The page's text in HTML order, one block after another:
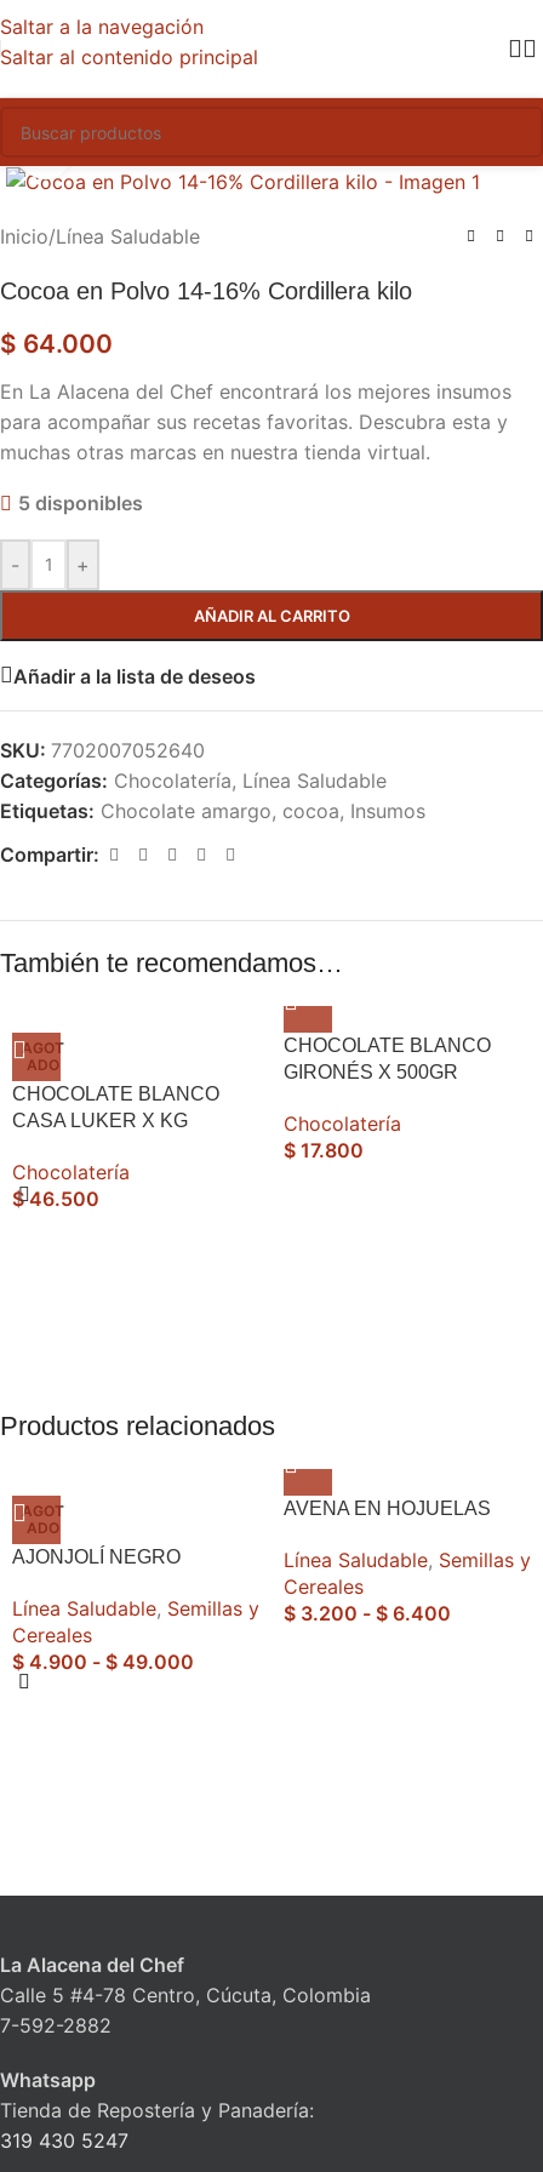
Saltar a la navegación
Saltar al contenido principal
Inicio/Línea Saludable
Cocoa en Polvo 14-16% Cordillera kilo
$ 64.000
En La Alacena del Chef encontrará los mejores insumos
para acompañar sus recetas favoritas. Descubra esta y
muchas otras marcas en nuestra tienda virtual.
5 disponibles
- +
AÑADIR AL CARRITO
Añadir a la lista de deseos
SKU: 7702007052640
Categorías: Chocolatería, Línea Saludable
Etiquetas: Chocolate amargo, cocoa, Insumos
Compartir:
También te recomendamos…
AGOT
ADO
CHOCOLATE BLANCO
CASA LUKER X KG
Chocolatería
$46.500
CHOCOLATE BLANCO
GIRONÉS X 500GR
Chocolatería
$ 17.800
Productos relacionados
AGOT
ADO
AJONJOLÍ NEGRO
Línea Saludable, Semillas y
Cereales
$ 4.900 - $ 49.000
AVENA EN HOJUELAS
Línea Saludable, Semillas y
Cereales
$ 3.200 - $ 6.400
La Alacena del Chef
Calle 5 #4-78 Centro, Cúcuta, Colombia
7-592-2882
Whatsapp
Tienda de Repostería y Panadería:
319 430 5247